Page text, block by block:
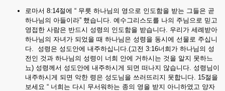
로마서 8:14절에 “ 무릇 하나님의 영으로 인도함을 받는 그들은 곧
하나님의 아들이라” 했습니다. 예수그리스도를 나의 주님으로 믿고
영접한 사람은 반드시 성령의 인도함을 받습니다. 우리가 세례받아
하나님의 자녀가 되었을 때 하나님은 성령을 동시에 선물로 주십니
다. 성령은 성도안에 내주하십니다.(고전 3:16너희가 하나님의 성
전인 것과 하나님의 성령이 너희 안에 거하시는 것을 알지 못하느
뇨) 성령께서 성도안에 내주하시게 되면 떠나지 않습니다. 성령님이
내주하시게 되면 악한 령은 성도님을 쓰러뜨리지 못합니다. 15절을
보세요 “ 너희는 다시 무서워하는 종의 영을 받지 아니하였고 양자